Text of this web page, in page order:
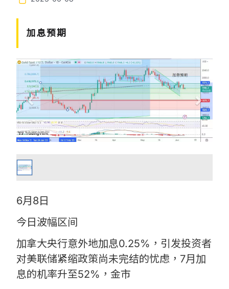
加息预期
Previous Next
6月8日
今日波幅区间
加拿大央行意外地加息0.25%，引发投资者
对美联储紧缩政策尚未完结的忧虑，7月加
息的机率升至52%，金市